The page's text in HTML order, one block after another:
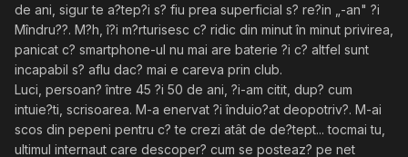
de ani, sigur te a?tep?i s? fiu prea superficial s? re?in „-an" ?i
Mîndru??. M?h, î?i m?rturisesc c? ridic din minut în minut privirea,
panicat c? smartphone-ul nu mai are baterie ?i c? altfel sunt
incapabil s? aflu dac? mai e careva prin club.
Luci, persoan? între 45 ?i 50 de ani, ?i-am citit, dup? cum
intuie?ti, scrisoarea. M-a enervat ?i înduio?at deopotriv?. M-ai
scos din pepeni pentru c? te crezi atât de de?tept... tocmai tu,
ultimul internaut care descoper? cum se posteaz? pe net